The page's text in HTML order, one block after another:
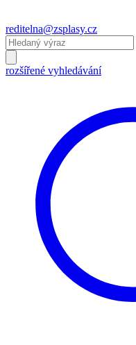
reditelna@zsplasy.cz
rozšířené vyhledávání